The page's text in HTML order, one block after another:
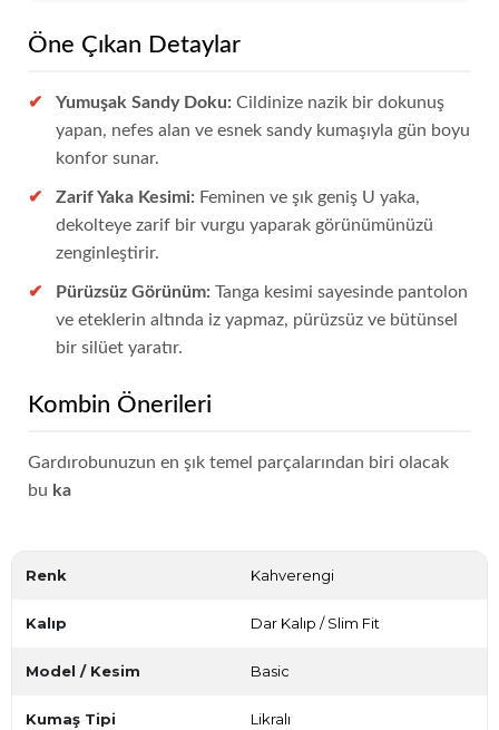
Öne Çıkan Detaylar
Yumuşak Sandy Doku: Cildinize nazik bir dokunuş
yapan, nefes alan ve esnek sandy kumaşıyla gün boyu
konfor sunar.
Zarif Yaka Kesimi: Feminen ve şık geniş U yaka,
dekolteye zarif bir vurgu yaparak görünümünüzü
zenginleştirir.
Pürüzsüz Görünüm: Tanga kesimi sayesinde pantolon
ve eteklerin altında iz yapmaz, pürüzsüz ve bütünsel
bir silüet yaratır.
Kombin Önerileri
Gardırobunuzun en şık temel parçalarından biri olacak
bu ka
Renk Kahverengi
Kalıp Dar Kalıp / Slim Fit
Model / Kesim Basic
Kumaş Tipi Likralı